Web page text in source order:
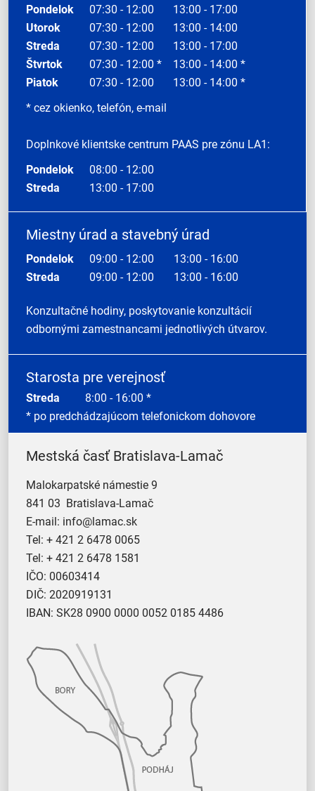
Pondelok
07:30 - 12:00
13:00 - 17:00
Utorok
07:30 - 12:00
13:00 - 14:00
Streda
07:30 - 12:00
13:00 - 17:00
Štvrtok
07:30 - 12:00 *
13:00 - 14:00 *
Piatok
07:30 - 12:00
13:00 - 14:00 *
* cez okienko, telefón, e-mail
Doplnkové klientske centrum PAAS pre zónu LA1:
Pondelok
08:00 - 12:00
Streda
13:00 - 17:00
Miestny úrad a stavebný úrad
Pondelok 09:00 - 12:00
13:00 - 16:00
Streda
09:00 - 12:00 13:00 - 16:00
Konzultačné hodiny, poskytovanie konzultácií
odbornými zamestnancami jednotlivých útvarov.
Starosta pre verejnosť
Streda 8:00 - 16:00 *
* po predchádzajúcom telefonickom dohovore
Mestská časť Bratislava-Lamač
Malokarpatské námestie 9
841 03 Bratislava-Lamač
E-mail: info@lamac.sk
Tel: + 421 2 6478 0065
Tel: + 421 2 6478 1581
IČO: 00603414
DIČ: 2020919131
IBAN: SK28 0900 0000 0052 0185 4486